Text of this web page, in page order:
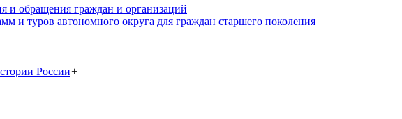
и обращения граждан и организаций
и туров автономного округа для граждан старшего поколения
России+